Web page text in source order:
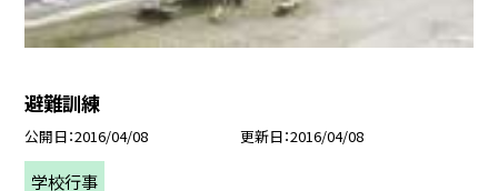
避難訓練
公開日 2016/04/08 更新日 2016/04/08
学校行事